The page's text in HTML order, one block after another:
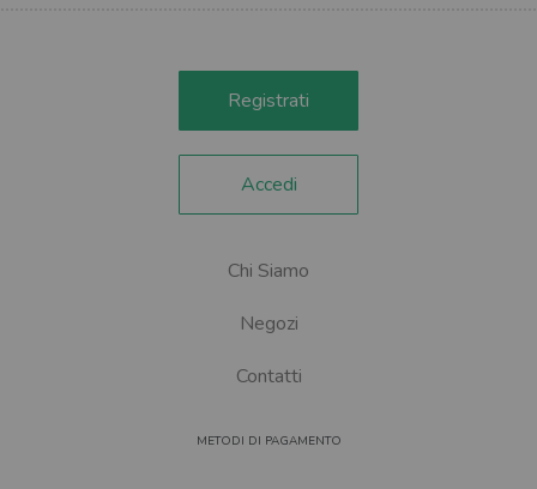
Registrati
Accedi
Chi Siamo
Negozi
Contatti
METODI DI PAGAMENTO